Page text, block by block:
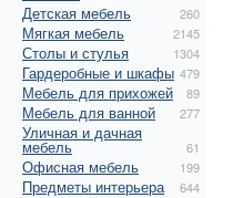
Детская мебель 260
Мягкая мебель 2145
Столы и стулья 1304
Гардеробные и шкафы 479
Мебель для прихожей 89
Мебель для ванной 277
Уличная и дачная
мебель 61
Офисная мебель 199
Предметы интерьера 644